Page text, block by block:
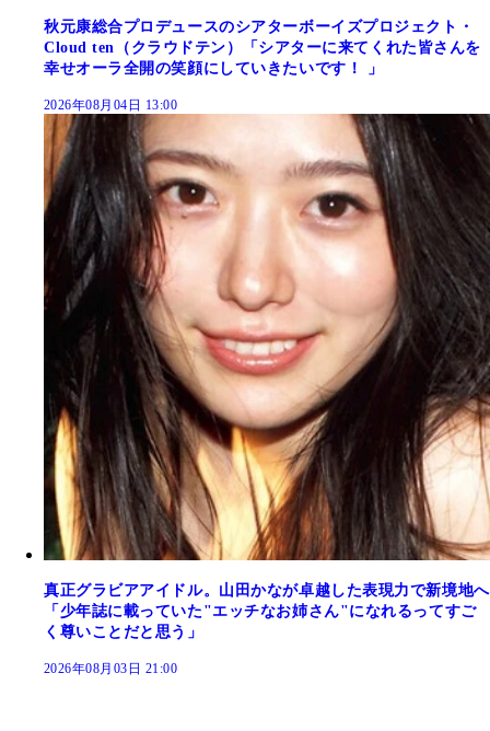
秋元康総合プロデュースのシアターボーイズプロジェクト・
Cloud ten（クラウドテン）「シアターに来てくれた皆さんを
幸せオーラ全開の笑顔にしていきたいです！ 」
2026年08月04日 13:00
真正グラビアアイドル。山田かなが卓越した表現力で新境地へ
「少年誌に載っていた"エッチなお姉さん"になれるってすご
く尊いことだと思う」
2026年08月03日 21:00